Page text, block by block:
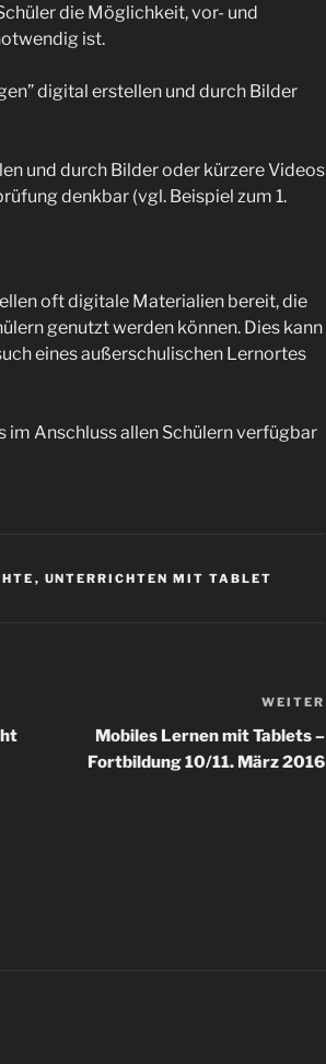
die Möglichkeit, vor- und
ist.
digital erstellen und durch Bilder
und durch Bilder oder kürzere Videos
denkbar (vgl. Beispiel zum 1.
oft digitale Materialien bereit, die
genutzt werden können. Dies kann
eines außerschulischen Lernortes
im Anschluss allen Schülern verfügbar
, UNTERRICHTEN MIT TABLET
WEITER
Mobiles Lernen mit Tablets –
Fortbildung 10/11. März 2016